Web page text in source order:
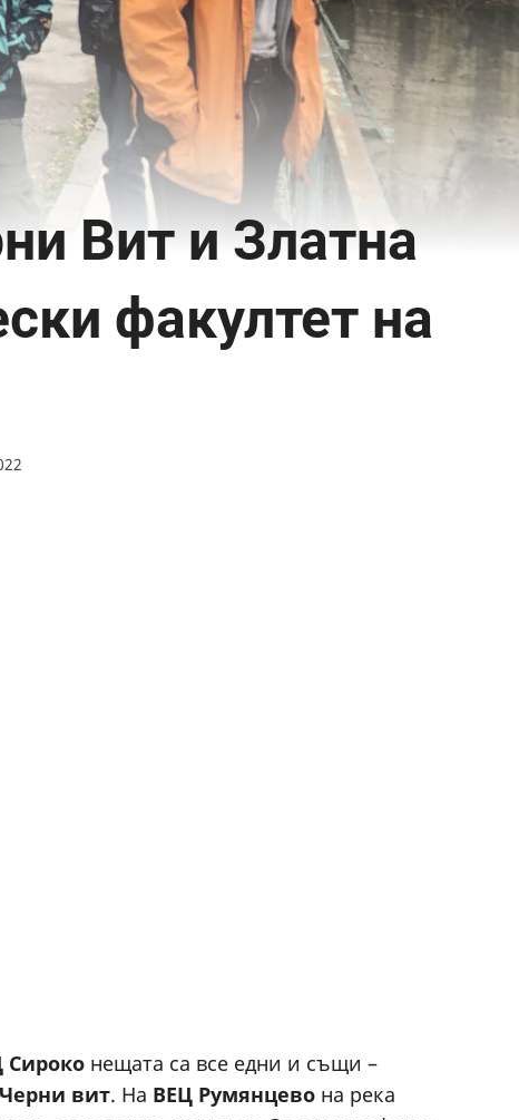
Вит и Златна
факултет на
Сироко нещата са все едни и същи –
вит. На ВЕЦ Румянцево на река